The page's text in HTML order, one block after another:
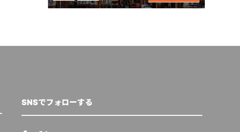
SNSでフォローする